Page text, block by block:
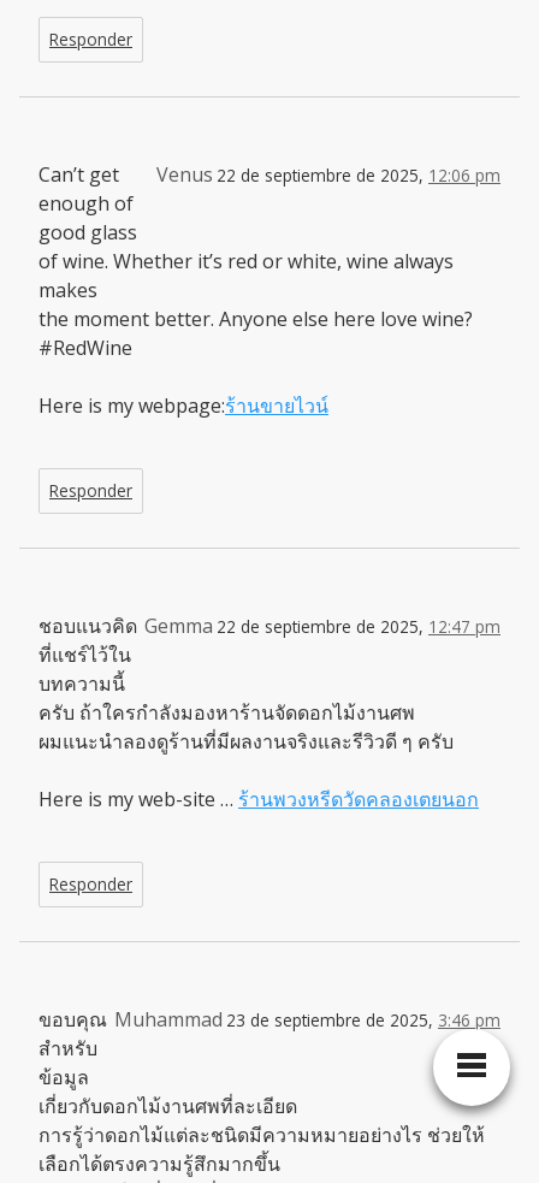
Responder
Venus 22 de septiembre de 2025, 12:06 pm
Can’t get
enough of
good glass
of wine. Whether it’s red or white, wine always
makes
the moment better. Anyone else here love wine?
#RedWine
Here is my webpage:ร้านขายไวน์
Responder
Gemma 22 de septiembre de 2025, 12:47 pm
ชอบแนวคิด
ที่แชร์ไว้ใน
บทความนี้
ครับ ถ้าใครกำลังมองหาร้านจัดดอกไม้งานศพ
ผมแนะนำลองดูร้านที่มีผลงานจริงและรีวิวดี ๆ ครับ
Here is my web-site … ร้านพวงหรีดวัดคลองเตยนอก
Responder
Muhammad 23 de septiembre de 2025, 3:46 pm
ขอบคุณ
สำหรับ
ข้อมูล
เกี่ยวกับดอกไม้งานศพที่ละเอียด
การรู้ว่าดอกไม้แต่ละชนิดมีความหมายอย่างไร ช่วยให้
เลือกได้ตรงความรู้สึกมากขึ้น